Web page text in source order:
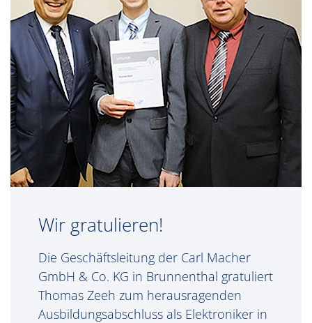
Wir gratulieren!
Die Geschäftsleitung der Carl Macher
GmbH & Co. KG in Brunnenthal gratuliert
Thomas Zeeh zum herausragenden
Ausbildungsabschluss als Elektroniker in